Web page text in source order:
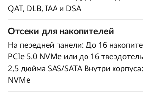
о
л
н
базе процессоров Intel®
поколения создан для
ресурсоемких рабочих
производительности на
сравнению с системами
*Сравнение с сервером ThinkSystem
QAT, DLB, IAA и DSA
Отсеки для накопителей
На передней панели: До 16
PCIe 5.0 NVMe или до 16
2,5 дюйма SAS/SATA Внутри
NVMe